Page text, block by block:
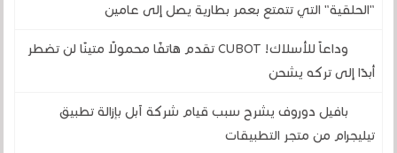
"الحلقية" التي تتمتع بعمر بطارية يصل إلى عامين
وداعاً للأسلاك! CUBOT تقدم هاتفًا محمولًا متينًا لن تضطر
أبدًا إلى تركه يشحن
بافيل دوروف يشرح سبب قيام شركة آبل بإزالة تطبيق
تيليجرام من متجر التطبيقات